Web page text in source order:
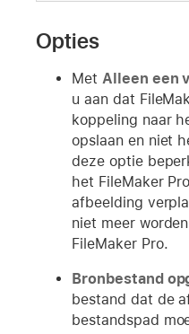
Opties
Met Alleen een
u aan dat
koppeling naar
opslaan en niet
deze optie
het FileMaker
afbeelding
niet meer
FileMaker Pro.
Bronbestand
bestand dat de
bestandspad